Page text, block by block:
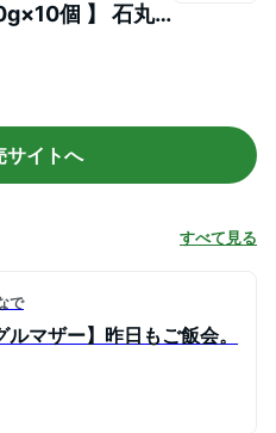
個 】 石丸
加 ハンバーグ
品 佐賀 お肉
物 肉 お中元 御
サイトへ
すべて見る
で
ルマザー】昨日もご飯会。